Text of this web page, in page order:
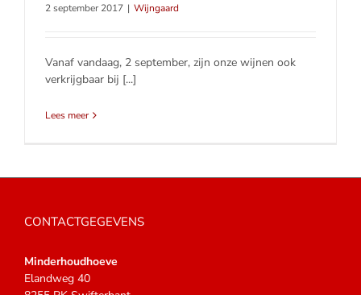
2 september 2017 | Wijngaard
Vanaf vandaag, 2 september, zijn onze wijnen ook
verkrijgbaar bij [...]
Lees meer
CONTACTGEGEVENS
Minderhoudhoeve
Elandweg 40